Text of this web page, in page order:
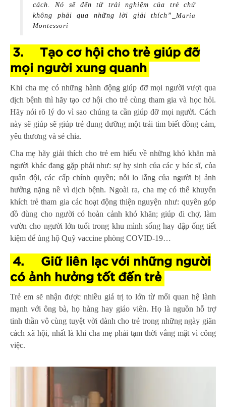
cách. Nó sẽ đến từ trải nghiệm của trẻ chứ
không phải qua những lời giải thích”_ Maria
Montessori
3.
Tạo cơ hội cho trẻ giúp đỡ
mọi người xung quanh
Khi cha mẹ có những hành động giúp đỡ mọi người vượt qua
dịch bệnh thì hãy tạo cơ hội cho trẻ cùng tham gia và học hỏi.
Hãy nói rõ lý do vì sao chúng ta cần giúp đỡ mọi người. Cách
này sẽ giúp sẽ giúp trẻ dung dưỡng một trái tim biết đồng cảm,
yêu thương và sẻ chia.
Cha mẹ hãy giải thích cho trẻ em hiểu về những khó khăn mà
người khác đang gặp phải như: sự hy sinh của các y bác sĩ, của
quân đội, các cấp chính quyền; nỗi lo lắng của người bị ảnh
hưởng nặng nề vì dịch bệnh. Ngoài ra, cha mẹ có thể khuyến
khích trẻ tham gia các hoạt động thiện nguyện như: quyên góp
đồ dùng cho người có hoàn cảnh khó khăn; giúp đi chợ, làm
vườn cho người lớn tuổi trong khu mình sống hay đập ống tiết
kiệm để ủng hộ Quỹ vaccine phòng COVID-19…
4.
Giữ liên lạc với những người
có ảnh hưởng tốt đến trẻ
Trẻ em sẽ nhận được nhiều giá trị to lớn từ mối quan hệ lành
mạnh với ông bà, họ hàng hay giáo viên. Họ là nguồn hỗ trợ
tinh thần vô cùng tuyệt vời dành cho trẻ trong những ngày giãn
cách xã hội, nhất là khi cha mẹ phải tạm thời vắng mặt vì công
việc.